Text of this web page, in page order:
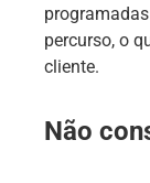
programadas
percurso, o
cliente.
Não